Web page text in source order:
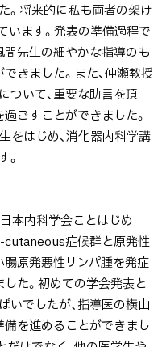
。将来的に私も両者の架け
います。発表の準備過程で
間先生の細やかな指導のも
きました。また、仲瀬教授
ついて、重要な助言を頂
ごすことができました。
をはじめ、消化器内科学講
。
日本内科学会ことはじめ
cutaneous症候群と原発性
腸原発悪性リンパ腫を発症
た。初めての学会発表と
いでしたが、指導医の横山
備を進めることができまし